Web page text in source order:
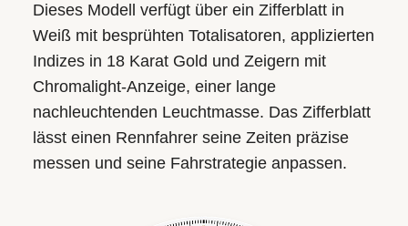
Dieses Modell verfügt über ein Zifferblatt in
Weiß mit besprühten Totalisatoren, applizierten
Indizes in 18 Karat Gold und Zeigern mit
Chromalight-Anzeige, einer lange
nachleuchtenden Leuchtmasse. Das Zifferblatt
lässt einen Rennfahrer seine Zeiten präzise
messen und seine Fahrstrategie anpassen.